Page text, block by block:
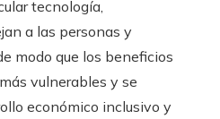
tecnología,
a las personas y
modo que los beneficios
vulnerables y se
económico inclusivo y